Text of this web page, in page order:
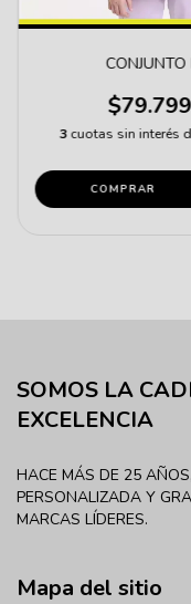
CONJUNTO
3 cuotas sin interés
COMPRAR
SOMOS LA
EXCELENCIA
HACE MÁS DE 25
PERSONALIZADA Y
MARCAS LÍDERES.
Mapa del sitio